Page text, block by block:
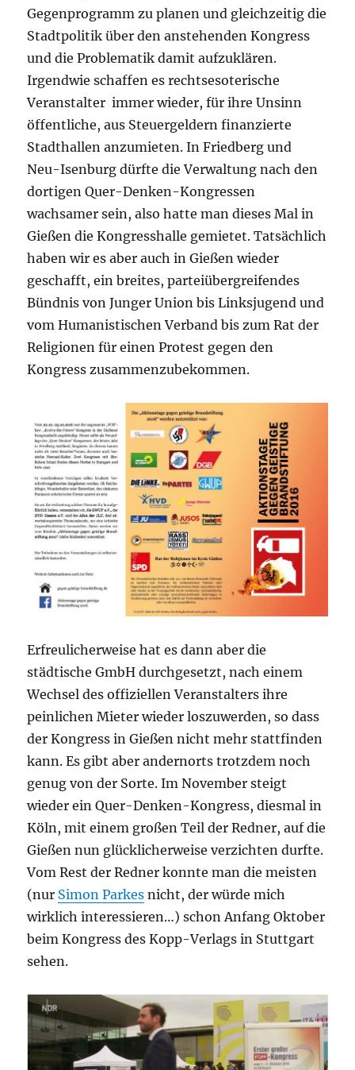
Gegenprogramm zu planen und gleichzeitig die
Stadtpolitik über den anstehenden Kongress
und die Problematik damit aufzuklären.
Irgendwie schaffen es rechtsesoterische
Veranstalter immer wieder, für ihre Unsinn
öffentliche, aus Steuergeldern finanzierte
Stadthallen anzumieten. In Friedberg und
Neu-Isenburg dürfte die Verwaltung nach den
dortigen Quer-Denken-Kongressen
wachsamer sein, also hatte man dieses Mal in
Gießen die Kongresshalle gemietet. Tatsächlich
haben wir es aber auch in Gießen wieder
geschafft, ein breites, parteiübergreifendes
Bündnis von Junger Union bis Linksjugend und
vom Humanistischen Verband bis zum Rat der
Religionen für einen Protest gegen den
Kongress zusammenzubekommen.
Erfreulicherweise hat es dann aber die
städtische GmbH durchgesetzt, nach einem
Wechsel des offiziellen Veranstalters ihre
peinlichen Mieter wieder loszuwerden, so dass
der Kongress in Gießen nicht mehr stattfinden
kann. Es gibt aber andernorts trotzdem noch
genug von der Sorte. Im November steigt
wieder ein Quer-Denken-Kongress, diesmal in
Köln, mit einem großen Teil der Redner, auf die
Gießen nun glücklicherweise verzichten durfte.
Vom Rest der Redner konnte man die meisten
(nur Simon Parkes nicht, der würde mich
wirklich interessieren…) schon Anfang Oktober
beim Kongress des Kopp-Verlags in Stuttgart
sehen.